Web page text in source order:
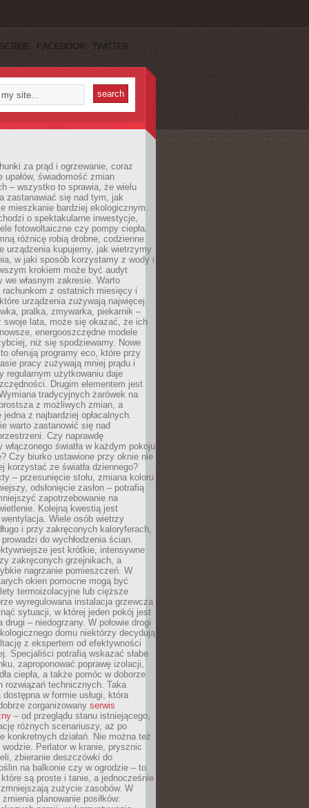
FACEBOOK TWITTER
za prąd i ogrzewanie, coraz
upałów, świadomość zmian
– wszystko to sprawia, że wielu
zastanawiać się nad tym, jak
mieszkanie bardziej ekologicznym.
o spektakularne inwestycje,
fotowoltaiczne czy pompy ciepła.
różnicę robią drobne, codzienne
urządzenia kupujemy, jak wietrzymy
w jaki sposób korzystamy z wody i
krokiem może być audyt
we własnym zakresie. Warto
z ostatnich miesięcy i
urządzenia zużywają najwięcej
pralka, zmywarka, piekarnik –
swoje lata, może się okazać, że ich
energooszczędne modele
niż się spodziewamy. Nowe
oferują programy eco, które przy
pracy zużywają mniej prądu i
regularnym użytkowaniu daje
Drugim elementem jest
tradycyjnych żarówek na
z możliwych zmian, a
jedna z najbardziej opłacalnych.
warto zastanowić się nad
Czy naprawdę
włączonego światła w każdym pokoju
Czy biurko ustawione przy oknie nie
korzystać ze światła dziennego?
– przesunięcie stołu, zmiana koloru
odsłonięcie zasłon – potrafią
zapotrzebowanie na
Kolejną kwestią jest
Wiele osób wietrzy
i przy zakręconych kaloryferach,
do wychłodzenia ścian.
jest krótkie, intensywne
zakręconych grzejnikach, a
nagrzanie pomieszczeń. W
okien pomocne mogą być
termoizolacyjne lub cięższe
wyregulowana instalacja grzewcza
sytuacji, w której jeden pokój jest
drugi – niedogrzany. W połowie drogi
domu niektórzy decydują
z ekspertem od efektywności
Specjaliści potrafią wskazać słabe
zaproponować poprawę izolacji,
ciepła, a także pomóc w doborze
rozwiązań technicznych. Taka
w formie usługi, która
zorganizowany serwis
– od przeglądu stanu istniejącego,
różnych scenariuszy, aż po
konkretnych działań. Nie można też
Perlator w kranie, prysznic
zbieranie deszczówki do
na balkonie czy w ogrodzie – to
są proste i tanie, a jednocześnie
zużycie zasobów. W
planowanie posiłków: